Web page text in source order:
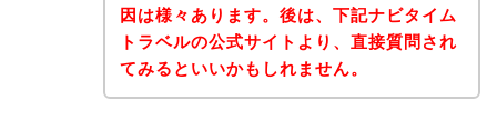
因は様々あります。後は、下記ナビタイム
トラベルの公式サイトより、直接質問され
てみるといいかもしれません。